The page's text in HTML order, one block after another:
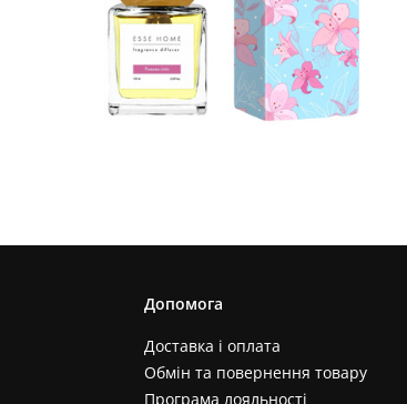
Допомога
Доставка і оплата
Обмін та повернення товару
Програма лояльності